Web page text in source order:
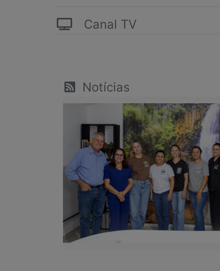
Canal TV
Notícias